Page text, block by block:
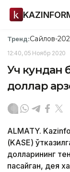
Тренд:Сайлов-
12:40, 05 Ноябр 2020
Уч кундан
доллар
ALMATY.
(KASE)
долларининг
пасайган, дея